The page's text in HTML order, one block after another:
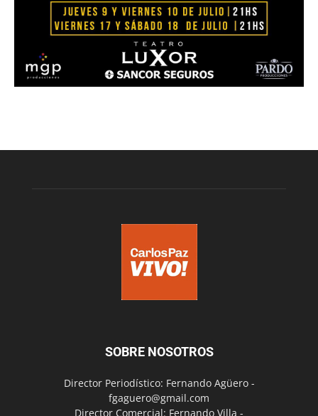
SOBRE NOSOTROS
Director Periodístico: Fernando Agüero -
fgaguero@gmail.com
Director Comercial: Fernando Villa -